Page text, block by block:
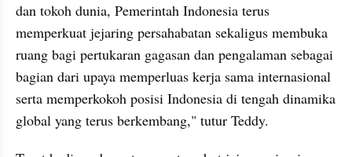
dan tokoh dunia, Pemerintah Indonesia terus
memperkuat jejaring persahabatan sekaligus membuka
ruang bagi pertukaran gagasan dan pengalaman sebagai
bagian dari upaya memperluas kerja sama internasional
serta memperkokoh posisi Indonesia di tengah dinamika
global yang terus berkembang," tutur Teddy.